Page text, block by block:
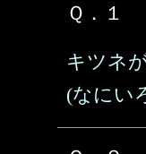
Ｑ．１
キツネ
(なにい